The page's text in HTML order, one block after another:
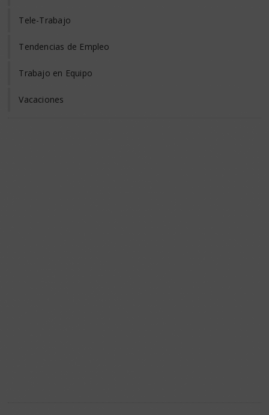
Tele-Trabajo
Tendencias de Empleo
Trabajo en Equipo
Vacaciones